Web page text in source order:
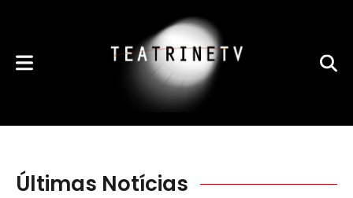
Últimas Notícias